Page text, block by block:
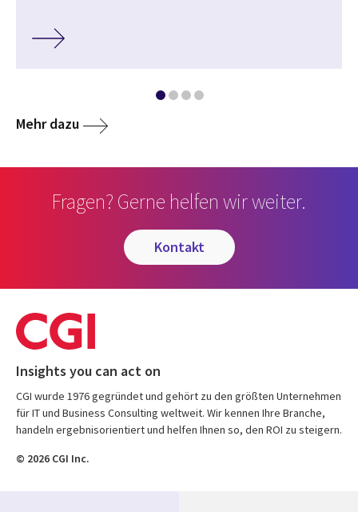
Mehr dazu
Fragen? Gerne helfen wir weiter.
kontakt
Insights you can act on
CGI wurde 1976 gegründet und gehört zu den größten Unternehmen
für IT und Business Consulting weltweit. Wir kennen Ihre Branche,
handeln ergebnisorientiert und helfen Ihnen so, den ROI zu steigern.
© 2026 CGI Inc.